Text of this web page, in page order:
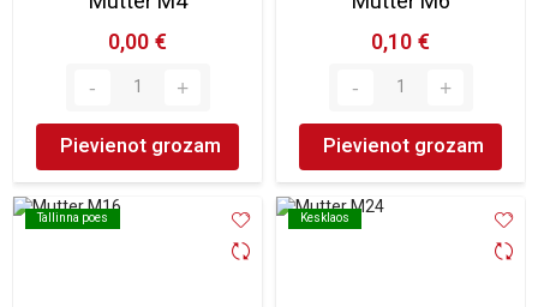
0,00 €
Pievienot grozam
0,10 €
Pievienot grozam
Tallinna poes
Tallinna poes Kesklaos
Kesklaos